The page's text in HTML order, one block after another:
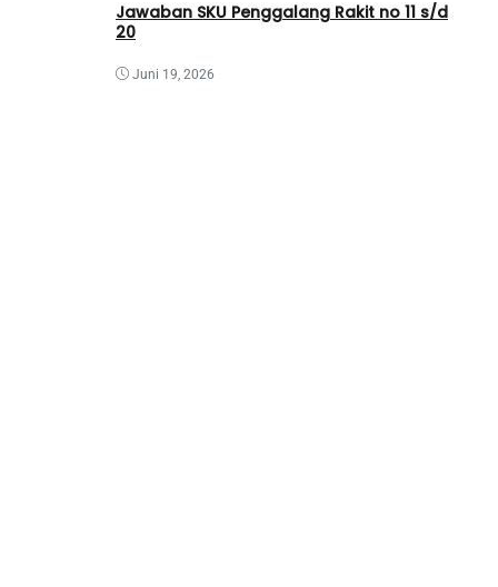
Jawaban SKU Penggalang Rakit no 11 s/d
20
Juni 19, 2026